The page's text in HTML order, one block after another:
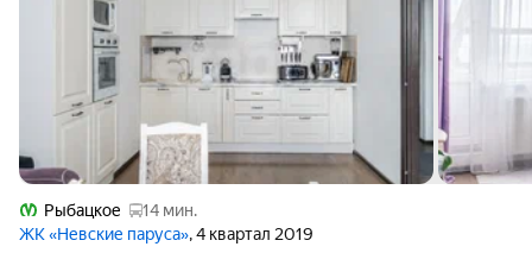
Рыбацкое
14 мин.
ЖК «Невские паруса», 4 квартал 2019